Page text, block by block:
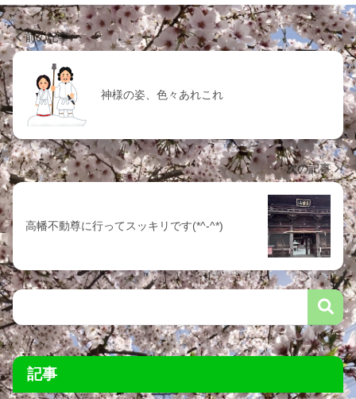
前の記事
神様の姿、色々あれこれ
次の記事
高幡不動尊に行ってスッキリです(*^-^*)
記事